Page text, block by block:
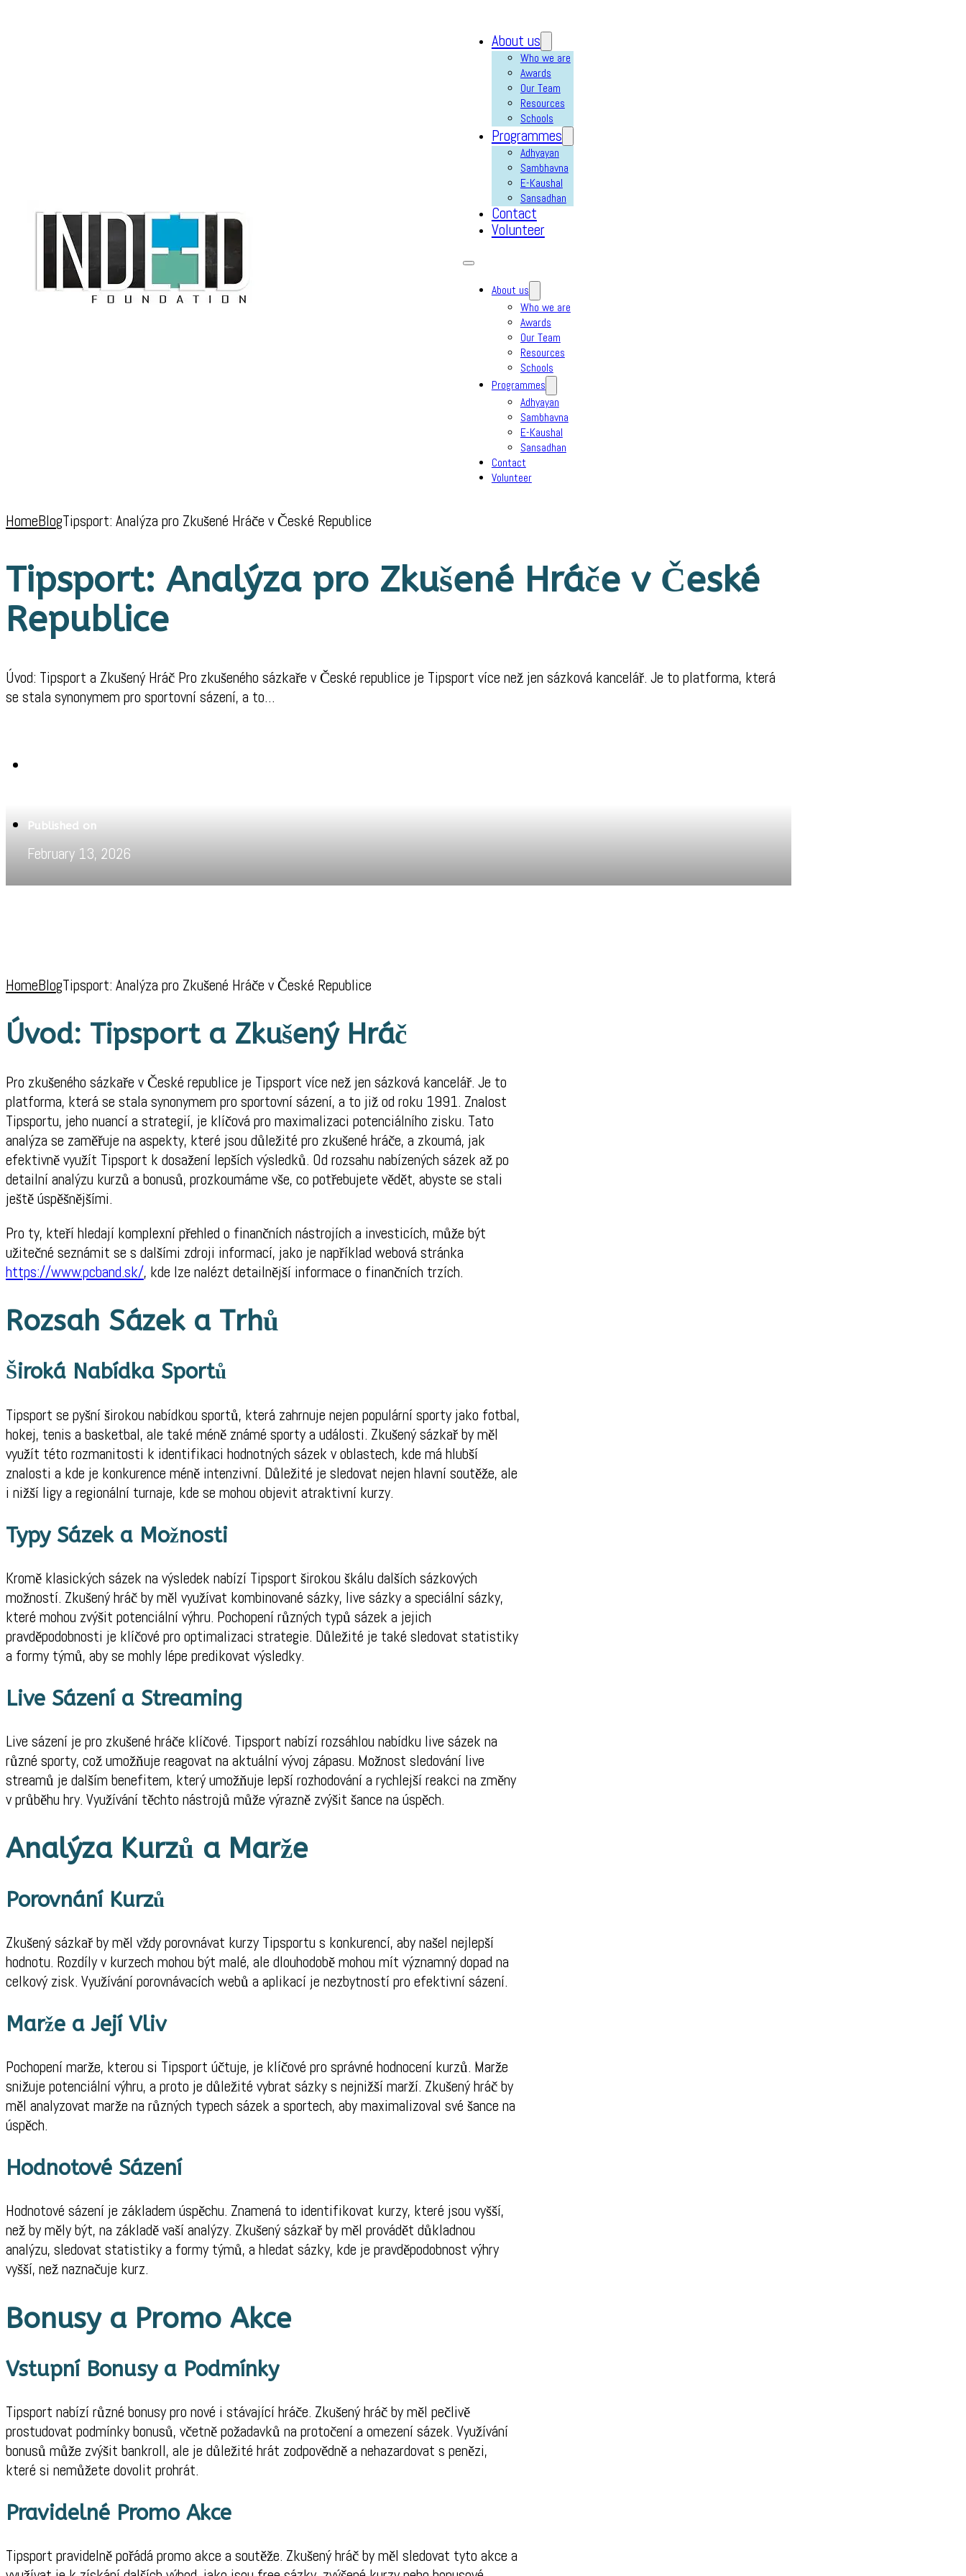
About us
Who we are
Awards
Our Team
Resources
Schools
Programmes
Adhyayan
Sambhavna
E-Kaushal
Sansadhan
Contact
Volunteer
About us
Who we are
Awards
Our Team
Resources
Schools
Programmes
Adhyayan
Sambhavna
E-Kaushal
Sansadhan
Contact
Volunteer
HomeBlogTipsport: Analýza pro Zkušené Hráče v České Republice
Tipsport: Analýza pro Zkušené Hráče v České
Republice
Úvod: Tipsport a Zkušený Hráč Pro zkušeného sázkaře v České republice je Tipsport více než jen sázková kancelář. Je to platforma, která
se stala synonymem pro sportovní sázení, a to…
Published on
February 13, 2026
HomeBlogTipsport: Analýza pro Zkušené Hráče v České Republice
Úvod: Tipsport a Zkušený Hráč
Pro zkušeného sázkaře v České republice je Tipsport více než jen sázková kancelář. Je to
platforma, která se stala synonymem pro sportovní sázení, a to již od roku 1991. Znalost
Tipsportu, jeho nuancí a strategií, je klíčová pro maximalizaci potenciálního zisku. Tato
analýza se zaměřuje na aspekty, které jsou důležité pro zkušené hráče, a zkoumá, jak
efektivně využít Tipsport k dosažení lepších výsledků. Od rozsahu nabízených sázek až po
detailní analýzu kurzů a bonusů, prozkoumáme vše, co potřebujete vědět, abyste se stali
ještě úspěšnějšími.
Pro ty, kteří hledají komplexní přehled o finančních nástrojích a investicích, může být
užitečné seznámit se s dalšími zdroji informací, jako je například webová stránka
https://www.pcband.sk/, kde lze nalézt detailnější informace o finančních trzích.
Rozsah Sázek a Trhů
Široká Nabídka Sportů
Tipsport se pyšní širokou nabídkou sportů, která zahrnuje nejen populární sporty jako fotbal,
hokej, tenis a basketbal, ale také méně známé sporty a události. Zkušený sázkař by měl
využít této rozmanitosti k identifikaci hodnotných sázek v oblastech, kde má hlubší
znalosti a kde je konkurence méně intenzivní. Důležité je sledovat nejen hlavní soutěže, ale
i nižší ligy a regionální turnaje, kde se mohou objevit atraktivní kurzy.
Typy Sázek a Možnosti
Kromě klasických sázek na výsledek nabízí Tipsport širokou škálu dalších sázkových
možností. Zkušený hráč by měl využívat kombinované sázky, live sázky a speciální sázky,
které mohou zvýšit potenciální výhru. Pochopení různých typů sázek a jejich
pravděpodobnosti je klíčové pro optimalizaci strategie. Důležité je také sledovat statistiky
a formy týmů, aby se mohly lépe predikovat výsledky.
Live Sázení a Streaming
Live sázení je pro zkušené hráče klíčové. Tipsport nabízí rozsáhlou nabídku live sázek na
různé sporty, což umožňuje reagovat na aktuální vývoj zápasu. Možnost sledování live
streamů je dalším benefitem, který umožňuje lepší rozhodování a rychlejší reakci na změny
v průběhu hry. Využívání těchto nástrojů může výrazně zvýšit šance na úspěch.
Analýza Kurzů a Marže
Porovnání Kurzů
Zkušený sázkař by měl vždy porovnávat kurzy Tipsportu s konkurencí, aby našel nejlepší
hodnotu. Rozdíly v kurzech mohou být malé, ale dlouhodobě mohou mít významný dopad na
celkový zisk. Využívání porovnávacích webů a aplikací je nezbytností pro efektivní sázení.
Marže a Její Vliv
Pochopení marže, kterou si Tipsport účtuje, je klíčové pro správné hodnocení kurzů. Marže
snižuje potenciální výhru, a proto je důležité vybrat sázky s nejnižší marží. Zkušený hráč by
měl analyzovat marže na různých typech sázek a sportech, aby maximalizoval své šance na
úspěch.
Hodnotové Sázení
Hodnotové sázení je základem úspěchu. Znamená to identifikovat kurzy, které jsou vyšší,
než by měly být, na základě vaší analýzy. Zkušený sázkař by měl provádět důkladnou
analýzu, sledovat statistiky a formy týmů, a hledat sázky, kde je pravděpodobnost výhry
vyšší, než naznačuje kurz.
Bonusy a Promo Akce
Vstupní Bonusy a Podmínky
Tipsport nabízí různé bonusy pro nové i stávající hráče. Zkušený hráč by měl pečlivě
prostudovat podmínky bonusů, včetně požadavků na protočení a omezení sázek. Využívání
bonusů může zvýšit bankroll, ale je důležité hrát zodpovědně a nehazardovat s penězi,
které si nemůžete dovolit prohrát.
Pravidelné Promo Akce
Tipsport pravidelně pořádá promo akce a soutěže. Zkušený hráč by měl sledovat tyto akce a